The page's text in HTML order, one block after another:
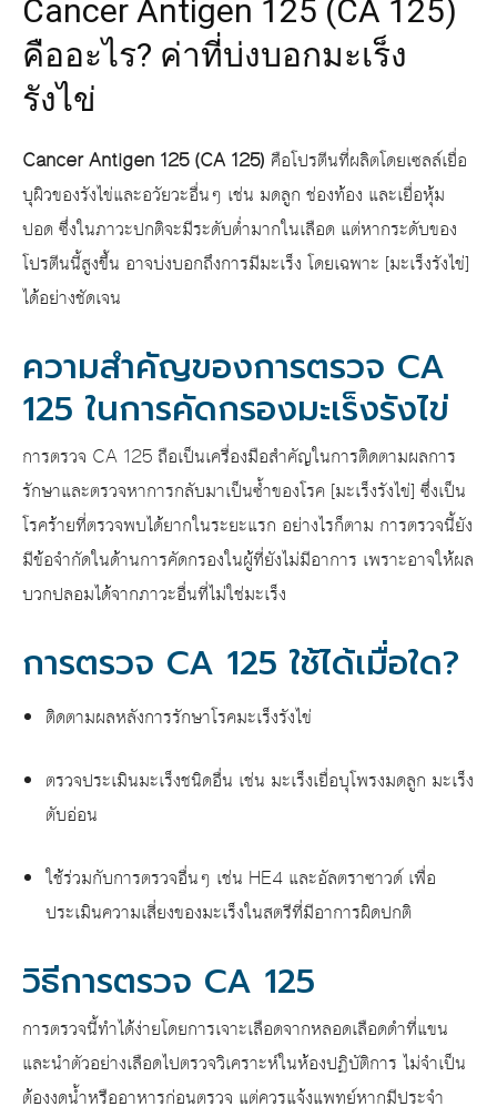
Cancer Antigen 125 (CA 125)
คืออะไร? ค่าที่บ่งบอกมะเร็ง
รังไข่
Cancer Antigen 125 (CA 125) คือโปรตีนที่ผลิตโดยเซลล์เยื่อ
บุผิวของรังไข่และอวัยวะอื่นๆ เช่น มดลูก ช่องท้อง และเยื่อหุ้ม
ปอด ซึ่งในภาวะปกติจะมีระดับต่ำมากในเลือด แต่หากระดับของ
โปรตีนนี้สูงขึ้น อาจบ่งบอกถึงการมีมะเร็ง โดยเฉพาะ [มะเร็งรังไข่]
ได้อย่างชัดเจน
ความสำคัญของการตรวจ CA
125 ในการคัดกรองมะเร็งรังไข่
การตรวจ CA 125 ถือเป็นเครื่องมือสำคัญในการติดตามผลการ
รักษาและตรวจหาการกลับมาเป็นซ้ำของโรค [มะเร็งรังไข่] ซึ่งเป็น
โรคร้ายที่ตรวจพบได้ยากในระยะแรก อย่างไรก็ตาม การตรวจนี้ยัง
มีข้อจำกัดในด้านการคัดกรองในผู้ที่ยังไม่มีอาการ เพราะอาจให้ผล
บวกปลอมได้จากภาวะอื่นที่ไม่ใช่มะเร็ง
การตรวจ CA 125 ใช้ได้เมื่อใด?
ติดตามผลหลังการรักษาโรคมะเร็งรังไข่
ตรวจประเมินมะเร็งชนิดอื่น เช่น มะเร็งเยื่อบุโพรงมดลูก มะเร็ง
ตับอ่อน
ใช้ร่วมกับการตรวจอื่นๆ เช่น HE4 และอัลตราซาวด์ เพื่อ
ประเมินความเสี่ยงของมะเร็งในสตรีที่มีอาการผิดปกติ
วิธีการตรวจ CA 125
การตรวจนี้ทำได้ง่ายโดยการเจาะเลือดจากหลอดเลือดดำที่แขน
และนำตัวอย่างเลือดไปตรวจวิเคราะห์ในห้องปฏิบัติการ ไม่จำเป็น
ต้องงดน้ำหรืออาหารก่อนตรวจ แต่ควรแจ้งแพทย์หากมีประจำ